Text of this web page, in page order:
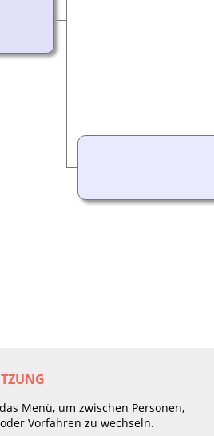
Menü, um zwischen Personen,
Vorfahren zu wechseln.